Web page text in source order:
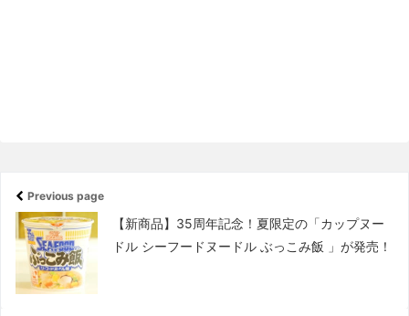
Previous page
【新商品】35周年記念！夏限定の「カップヌー
ドル シーフードヌードル ぶっこみ飯 」が発売！